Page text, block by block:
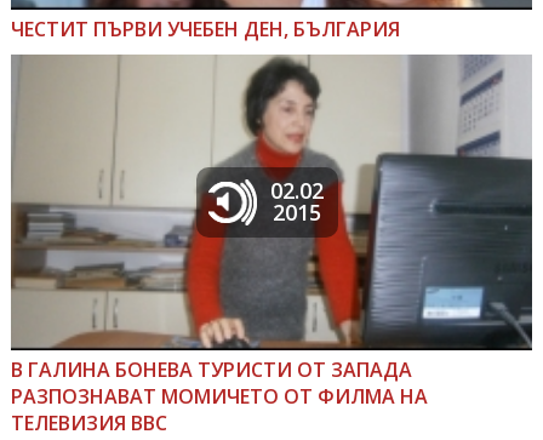
ЧЕСТИТ ПЪРВИ УЧЕБЕН ДЕН, БЪЛГАРИЯ
02.02
2015
В ГАЛИНА БОНЕВА ТУРИСТИ ОТ ЗАПАДА
РАЗПОЗНАВАТ МОМИЧЕТО ОТ ФИЛМА НА
ТЕЛЕВИЗИЯ BBC